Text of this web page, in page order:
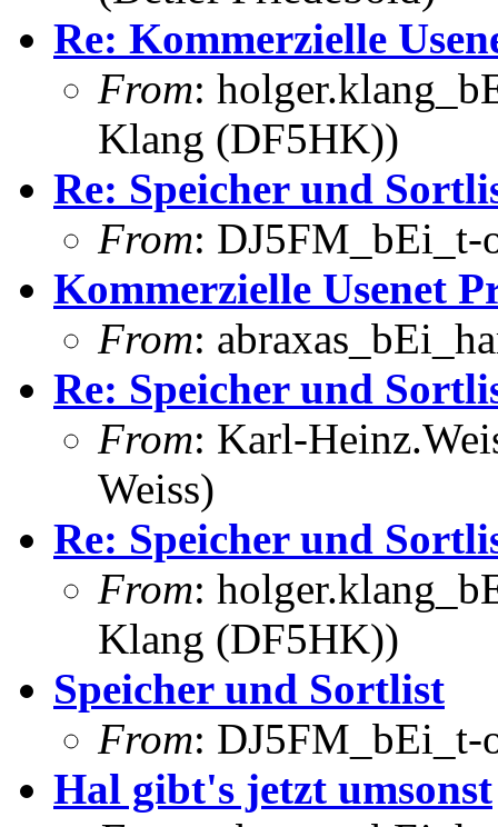
Re: Kommerzielle
From:
Klang (DF5HK))
Re: Speicher und
From: DJ5FM_bEi_t-
Kommerzielle Usenet
From:
Re: Speicher und
From: Karl-
Weiss)
Re: Speicher und
From:
Klang (DF5HK))
Speicher und Sortlist
From: DJ5FM_bEi_t-
Hal gibt's jetzt umsonst